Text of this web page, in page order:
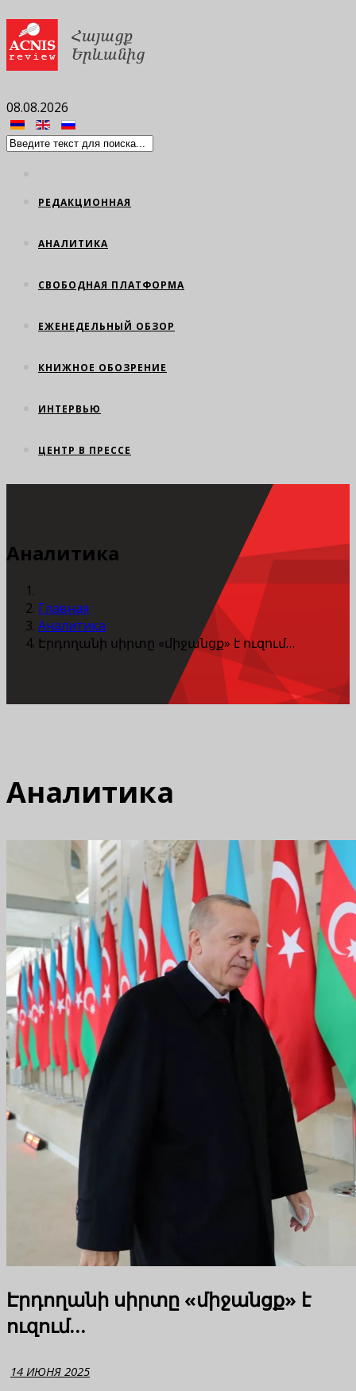
08.08.2026
РЕДАКЦИОННАЯ
АНАЛИТИКА
СВОБОДНАЯ ПЛАТФОРМА
ЕЖЕНЕДЕЛЬНЫЙ ОБЗОР
КНИЖНОЕ ОБОЗРЕНИЕ
ИНТЕРВЬЮ
ЦЕНТР В ПРЕССЕ
Аналитика
Главная
Аналитика
Էրդողանի սիրտը «միջանցք» է ուզում…
Аналитика
Էրդողանի սիրտը «միջանցք» է
ուզում…
14 ИЮНЯ 2025